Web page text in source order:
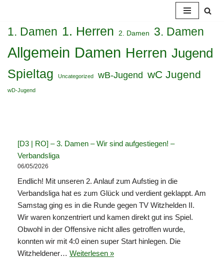
Zum
springen
1. Damen 1. Herren 2. Damen 3. Damen
Allgemein Damen Herren Jugend
Spieltag Uncategorized wB-Jugend wC Jugend
wD-Jugend
[D3 | RO] – 3. Damen – Wir sind aufgestiegen! –
Verbandsliga
06/05/2026
Endlich! Mit unseren 2. Anlauf zum Aufstieg in die
Verbandsliga hat es zum Glück und verdient geklappt. Am
Samstag ging es in die Runde gegen TV Witzhelden II.
Wir waren konzentriert und kamen direkt gut ins Spiel.
Obwohl in der Offensive nicht alles getroffen wurde,
konnten wir mit 4:0 einen super Start hinlegen. Die
Witzheldener… Weiterlesen »